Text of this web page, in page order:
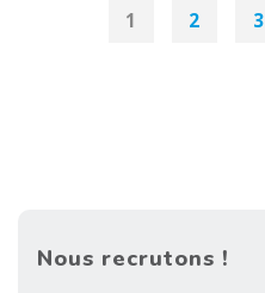
Citiz
1 2 3
Nous recrutons !